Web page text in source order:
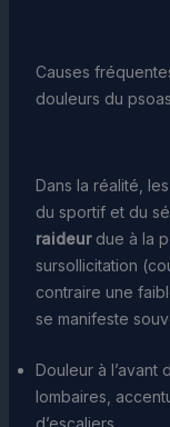
Causes
douleurs du psoas
Dans la réalité,
du sportif et du
raideurdue à la
sursollicitation
contraire une
se manifeste
Douleur à l’avant
lombaires,
d’escaliers.